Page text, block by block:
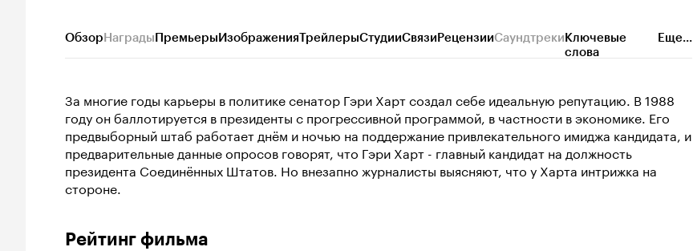
ОбзорНаградыПремьерыИзображенияТрейлерыСтудииСвязиРецензииСаундтрекиКлючевые
слова
Еще...
За многие годы карьеры в политике сенатор Гэри Харт создал себе идеальную репутацию. В 1988
году он баллотируется в президенты с прогрессивной программой, в частности в экономике. Его
предвыборный штаб работает днём и ночью на поддержание привлекательного имиджа кандидата, и
предварительные данные опросов говорят, что Гэри Харт - главный кандидат на должность
президента Соединённых Штатов. Но внезапно журналисты выясняют, что у Харта интрижка на
стороне.
Рейтинг фильма